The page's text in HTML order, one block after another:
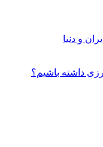
و دنیا
داشته باشیم؟